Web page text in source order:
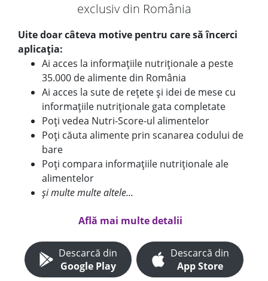
exclusiv din România
Uite doar câteva motive pentru care să încerci
aplicația:
Ai acces la informațiile nutriționale a peste
35.000 de alimente din România
Ai acces la sute de rețete și idei de mese cu
informațiile nutriționale gata completate
Poți vedea Nutri-Score-ul alimentelor
Poți căuta alimente prin scanarea codului de
bare
Poți compara informațiile nutriționale ale
alimentelor
și multe multe altele...
Află mai multe detalii
Descarcă din
Google Play
Descarcă din
App Store